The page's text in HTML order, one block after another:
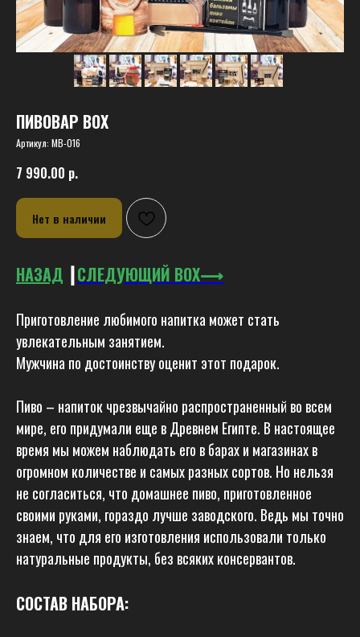
ПИВОВАР BOX
Артикул: MB-016
7 990.00 р.
Нет в наличии
НАЗАД ┃СЛЕДУЮЩИЙ BOX⟶
Приготовление любимого напитка может стать
увлекательным занятием.
Мужчина по достоинству оценит этот подарок.
Пиво – напиток чрезвычайно распространенный во всем
мире, его придумали еще в Древнем Египте. В настоящее
время мы можем наблюдать его в барах и магазинах в
огромном количестве и самых разных сортов. Но нельзя
не согласиться, что домашнее пиво, приготовленное
своими руками, гораздо лучше заводского. Ведь мы точно
знаем, что для его изготовления использовали только
натуральные продукты, без всяких консервантов.
СОСТАВ НАБОРА: